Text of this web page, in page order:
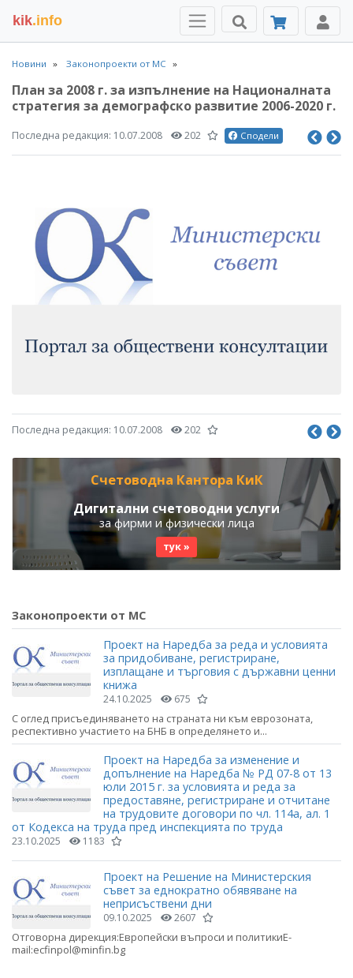
kik.info
Новини Законопроекти от МС
План за 2008 г. за изпълнение на Националната
стратегия за демографско развитие 2006-2020 г.
Последна редакция: 10.07.2008 202 Сподели
Последна редакция: 10.07.2008 202
Счетоводна Кантора КиК
Дигитални счетоводни услуги
за фирми и физически лица
тук »
Законопроекти от МС
Проект на Наредба за реда и условията
за придобиване, регистриране,
изплащане и търговия с държавни ценни
книжа
24.10.2025 675
С оглед присъединяването на страната ни към еврозоната,
респективно участието на БНБ в определянето и...
Проект на Наредба за изменение и
допълнение на Наредба № РД 07-8 от 13
юли 2015 г. за условията и реда за
предоставяне, регистриране и отчитане
на трудовите договори по чл. 114а, ал. 1
от Кодекса на труда пред инспекцията по труда
23.10.2025 1183
Проект на Решение на Министерския
съвет за еднократно обявяване на
неприсъствени дни
09.10.2025 2607
Отговорна дирекция:Европейски въпроси и политикиE-
mail:ecfinpol@minfin.bg